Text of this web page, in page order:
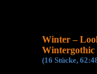
Winter –
Wintergothic
(16 Stücke,